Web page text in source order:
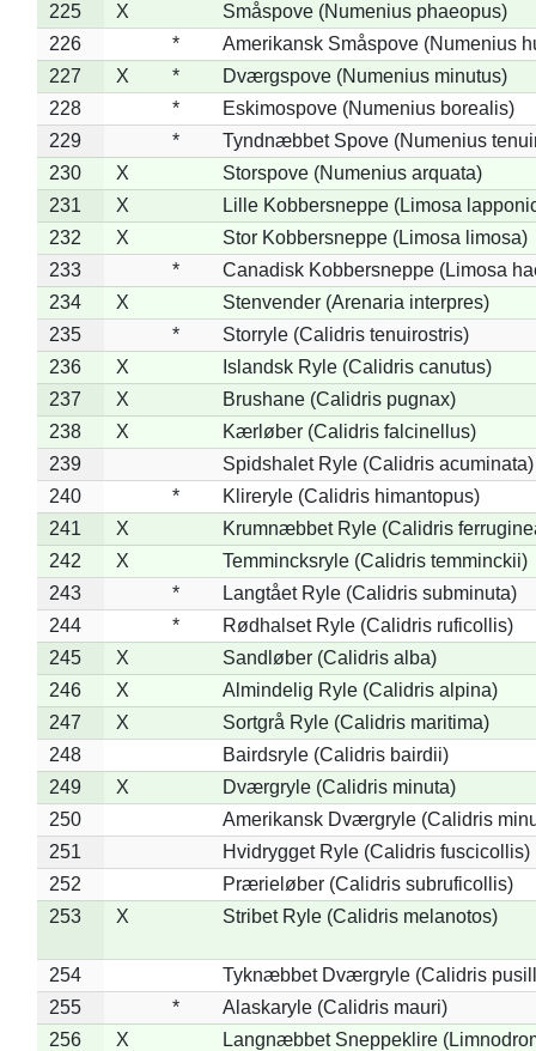
225 X
Småspove (Numenius phaeopus)
226
*
Amerikansk Småspove (Numenius
227
X *
Dværgspove (Numenius minutus)
228
*
Eskimospove (Numenius borealis)
229
*
Tyndnæbbet Spove (Numenius
230
X
Storspove (Numenius arquata)
231
X
Lille Kobbersneppe (Limosa
232
X
Stor Kobbersneppe (Limosa limosa)
233
*
Canadisk Kobbersneppe (Limosa
234
X
Stenvender (Arenaria interpres)
235
*
Storryle (Calidris tenuirostris)
236
X
Islandsk Ryle (Calidris canutus)
237
X
Brushane (Calidris pugnax)
238
X
Kærløber (Calidris falcinellus)
239
Spidshalet Ryle (Calidris acuminata)
240
*
Klireryle (Calidris himantopus)
241
X
Krumnæbbet Ryle (Calidris
242
X
Temmincksryle (Calidris temminckii)
243
*
Langtået Ryle (Calidris subminuta)
244
*
Rødhalset Ryle (Calidris ruficollis)
245
X
Sandløber (Calidris alba)
246
X
Almindelig Ryle (Calidris alpina)
247
X
Sortgrå Ryle (Calidris maritima)
248
Bairdsryle (Calidris bairdii)
249
X
Dværgryle (Calidris minuta)
250
Amerikansk Dværgryle (Calidris
251
Hvidrygget Ryle (Calidris fuscicollis)
252
Prærieløber (Calidris subruficollis)
253
X Stribet Ryle (Calidris melanotos)
254
Tyknæbbet Dværgryle (Calidris
255
*
Alaskaryle (Calidris mauri)
256
X
Langnæbbet Sneppeklire